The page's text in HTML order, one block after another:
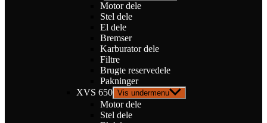
Motor dele
Stel dele
El dele
Bremser
Karburator dele
Filtre
Brugte reservedele
Pakninger
XVS 650 Vis undermenu
Motor dele
Stel dele